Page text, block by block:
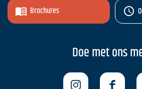
Brochures
Doe met ons